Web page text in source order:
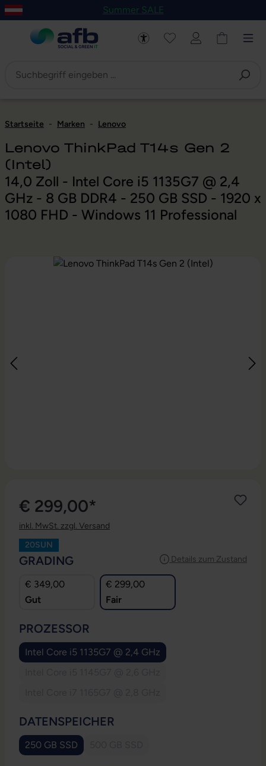
Hauptinhalt springen
Zur Navigation der B2B-Plattform springen
Summer SALE
Startseite - Marken - Lenovo
Lenovo ThinkPad T14s Gen 2
(Intel)
14,0 Zoll - Intel Core i5 1135G7 @ 2,4
GHz - 8 GB DDR4 - 250 GB SSD - 1920 x
1080 FHD - Windows 11 Professional
Bildergalerie überspringen
€ 299,00*
inkl. MwSt. zzgl. Versand
20SUN
Details zum Zustand
GRADING
€ 349,00
Gut
€ 299,00
Fair
PROZESSOR
Intel Core i5 1135G7 @ 2,4 GHz
DATENSPEICHER
250 GB SSD